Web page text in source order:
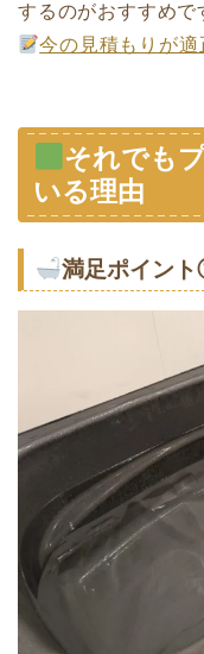
するのがおすすめで
今の見積もりが
それでも
いる理由
満足ポイン